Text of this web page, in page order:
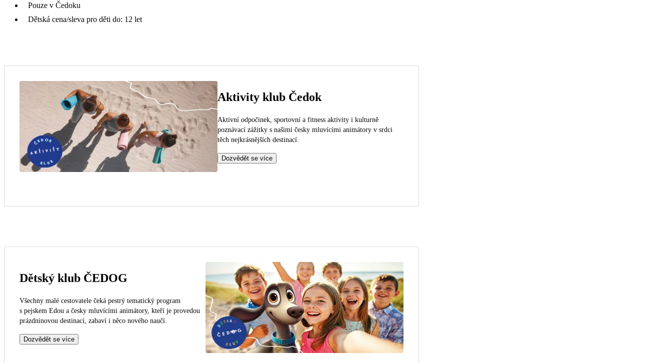
Pouze v Čedoku
Dětská cena/sleva pro děti do: 12 let
Aktivity klub Čedok
Aktivní odpočinek, sportovní a fitness aktivity i kulturně
poznávací zážitky s našimi česky mluvícími animátory v srdci
těch nejkrásnějších destinací.
Dozvědět se více
Dětský klub ČEDOG
Všechny malé cestovatele čeká pestrý tematický program
s pejskem Edou a česky mluvícími animátory, kteří je provedou
prázdninovou destinací, zabaví i něco nového naučí.
Dozvědět se více